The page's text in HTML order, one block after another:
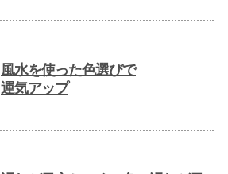
風水を使った色選びで
運気アップ